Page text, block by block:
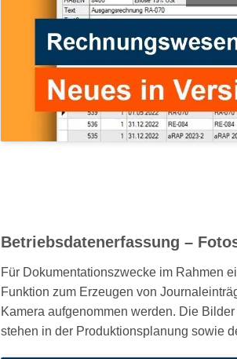
Betriebsdatenerfassung –
Für Dokumentationszwecke im Rahmen
Funktion zum Erzeugen von
Kamera aufgenommen werden. Die
stehen in der Produktionsplanung sowie